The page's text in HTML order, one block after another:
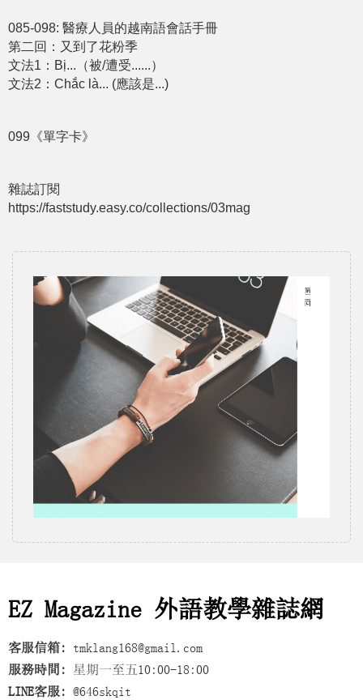
085-098: 醫療人員的越南語會話手冊
第二回：又到了花粉季
文法1：Bị...（被/遭受......）
文法2：Chắc là... (應該是...)
099《單字卡》
雜誌訂閱
https://faststudy.easy.co/collections/03mag
EZ Magazine 外語教學雜誌網
客服信箱: tmklang168@gmail.com
服務時間: 星期一至五10:00-18:00
LINE客服: @646skqit